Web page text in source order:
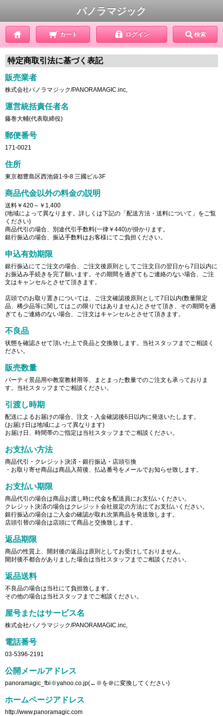
パノラマジック
カート ログイン 検索
特定商取引法に基づく表記
販売業者
株式会社パノラマジック/PANORAMAGIC.inc,
運営統括責任者名
藤巻大輔(代表取締役)
郵便番号
171-0021
住所
東京都豊島区西池袋1-9-8 三國ビル3F
商品代金以外の料金の説明
送料￥420～￥1,400
(地域によって異なります。詳しくは下記の「配送方法・送料について」をご覧
ください)
商品代引の場合、別途代引手数料(一律￥440)が掛かります。
銀行振込の場合、振込手数料はお客様にてご負担ください。
申込有効期限
銀行振込にてご注文の場合、ご注文後原則としてご注文日の翌日から7日以内に
お振込み手続きを完了願います。その期間を過ぎてもご連絡のない場合、ご注
文はキャンセルとさせて頂きます。
店頭でのお取り置きについては、ご注文確認後原則として7日以内(数量限定
品、稀少品等に関してはこの限りではありません)とさせて頂き、その期間を過
ぎてもご連絡のない場合、ご注文はキャンセルとさせて頂きます。
不良品
状態を確認させて頂いた上で良品と交換致します。当社スタッフまでご相談く
ださい。
販売数量
パーティ景品用や教室教材用等、まとまった数量でのご注文も承っておりま
す。当社スタッフまでご相談ください。
引渡し時期
配送によるお届けの場合、注文・入金確認後6日以内に発送いたします。
(お届け日は地域によって異なります)
お届け日、時間帯のご指定は当社スタッフまでご相談ください。
お支払い方法
商品代引・クレジット決済・銀行振込・店頭引換
・お取り寄せ商品は商品入荷後、払込番号をメールでお知らせ致します。
お支払い期限
商品代引の場合は商品お渡し時に代金を配送員にお支払いください。
クレジット決済の場合はクレジット会社規定の方法にてお支払いください。
銀行振込の場合はご入金の確認が取れ次第商品を発送致します。
店頭引替の場合は店頭にて商品と交換致します。
返品期限
商品の性質上、開封後の返品は原則としてお受けしておりません。
開封後不都合がありました場合は当社スタッフまでご相談ください。
返品送料
不良品の場合は当社にて負担致します。
その他の場合は当社スタッフまでご相談ください。
屋号またはサービス名
株式会社パノラマジック/PANORAMAGIC.inc,
電話番号
03-5396-2191
公開メールアドレス
panoramagic_fbi※yahoo.co.jp(←※を＠に変換してください)
ホームページアドレス
http://www.panoramagic.com